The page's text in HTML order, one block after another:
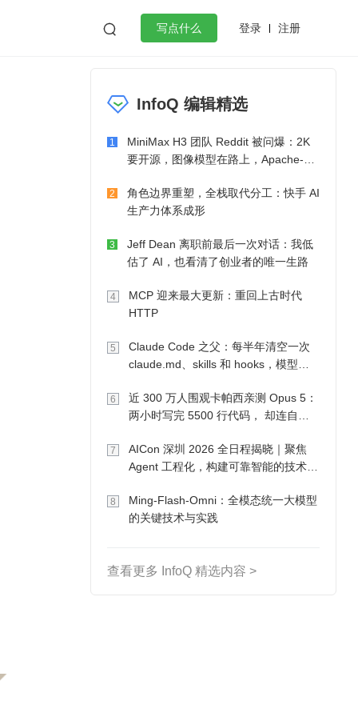
 写点什么 登录 注册
微服务架构 flutter
InfoQ 编辑精选
1
MiniMax H3 团队 Reddit 被问爆：2K
要开源，图像模型在路上，Apache-2.0
2
角色边界重塑，全栈取代分工：快手 AI
生产力体系成形
3
Jeff Dean 离职前最后一次对话：我低
估了 AI，也看清了创业者的唯一生路
4
MCP 迎来最大更新：重回上古时代
HTTP
5
Claude Code 之父：每半年清空一次
claude.md、skills 和 hooks，模型自
6
近 300 万人围观卡帕西亲测 Opus 5：
两小时写完 5500 行代码， 却连自己
7
AICon 深圳 2026 全日程揭晓｜聚焦
Agent 工程化，构建可靠智能的技术路
8
Ming-Flash-Omni：全模态统一大模型
的关键技术与实践
查看更多 InfoQ 精选内容 >